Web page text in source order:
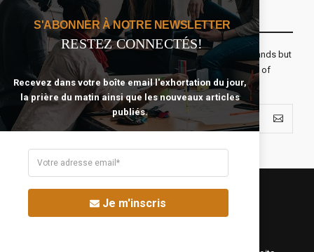
Recevoir Notre Newsletter Chaque Matin
The real voyage of discovery consists not in seeking new lands but
seeing with new eyes. All journeys have secret destinations of
which the traveler is unaware.
S'ABONNER À NOTRE NEWSLETTER
RESTEZ CONNECTÉS!
Recevez dans votre boîte email l'exhortation du jour,
la prière du matin ainsi que les nouveaux articles
publiés.
Je m'inscris